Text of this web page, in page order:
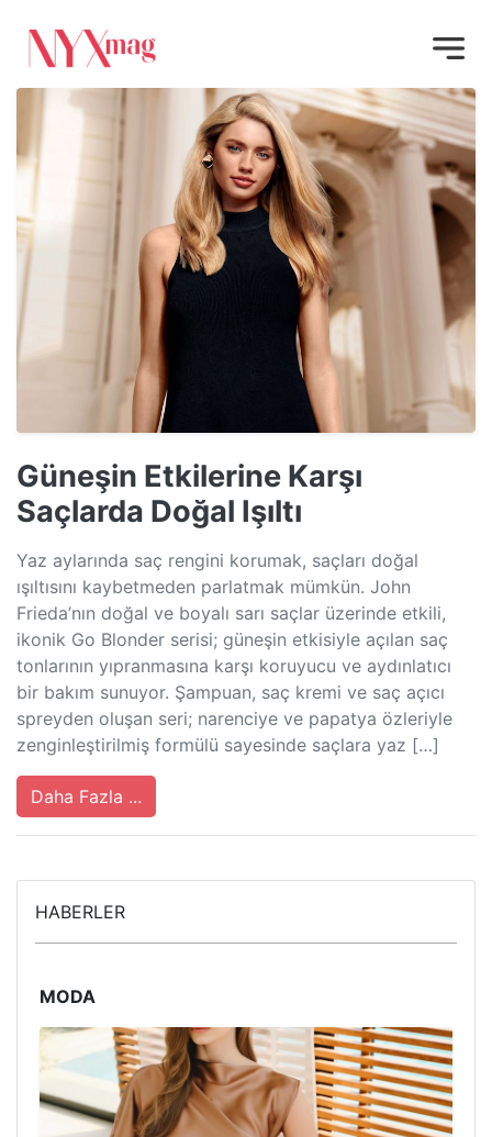
Güneşin Etkilerine Karşı
Saçlarda Doğal Işıltı
Yaz aylarında saç rengini korumak, saçları doğal
ışıltısını kaybetmeden parlatmak mümkün. John
Frieda’nın doğal ve boyalı sarı saçlar üzerinde etkili,
ikonik Go Blonder serisi; güneşin etkisiyle açılan saç
tonlarının yıpranmasına karşı koruyucu ve aydınlatıcı
bir bakım sunuyor. Şampuan, saç kremi ve saç açıcı
spreyden oluşan seri; narenciye ve papatya özleriyle
zenginleştirilmiş formülü sayesinde saçlara yaz […]
Daha Fazla ...
HABERLER
MODA